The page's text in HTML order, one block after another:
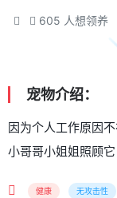
605 人想领养
宠物介绍：
因为个人工作原因
小哥哥小姐姐照顾
健康 无攻击性